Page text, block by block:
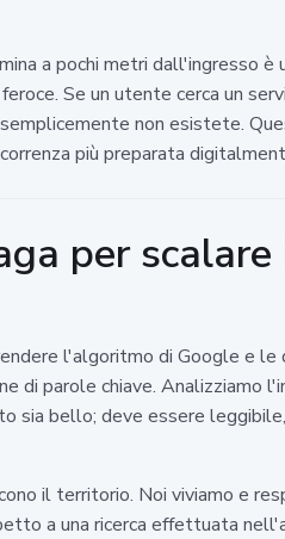
a pochi metri dall'ingresso è
Se un utente cerca un
non esistete.
più preparata
per
l'algoritmo di Google e le
di parole chiave. Analizziamo
sia bello; deve essere
il territorio. Noi viviamo e
a una ricerca effettuata